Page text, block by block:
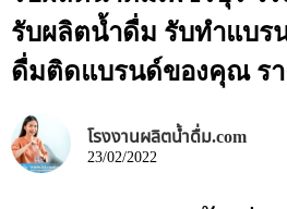
รับผลิตน้ำดื่ม รับทำแบร
ดื่มติดแบรนด์ของคุณ ร
โรงงานผลิตน้ำดื่ม.com
23/02/2022